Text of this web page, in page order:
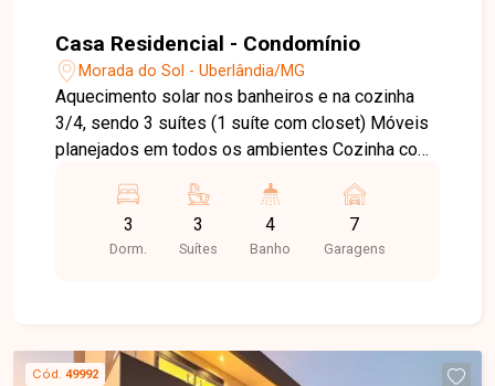
condicionado em diversos ambientes e
acabamento de alto padrão com porcelanato,
granitos e esquadrias de alumínio. Entre em
contato para mais informações e agende uma
visita para conhecer esta exclusiva residência de
Casa Residencial - Condomínio
Morada do Sol - Uberlândia/MG
Aquecimento solar nos banheiros e na cozinha
3/4, sendo 3 suítes (1 suíte com closet) Móveis
planejados em todos os ambientes Cozinha com
espécies frutíferas Espaço pré-projetado para
área gourmet com churrasqueira Infraestrutura do
condomínio: Lago para pesca esportiva Academia
3
Dorm.
3
Suítes
4
Banho
7
Garagens
Cód. 49992